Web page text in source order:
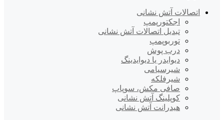
اتصالات آتش نشانی
اجکتورپمپ
تبدیل اتصالات آتش نشانی
توربوپمپ
درب پوش
دیوایدر یا دیوایدینگ
شیرسیامی
شیرفلکه
صافی مکش، سوپاپ
کوپلینگ آتش نشانی
هیدرانت آتش نشانی